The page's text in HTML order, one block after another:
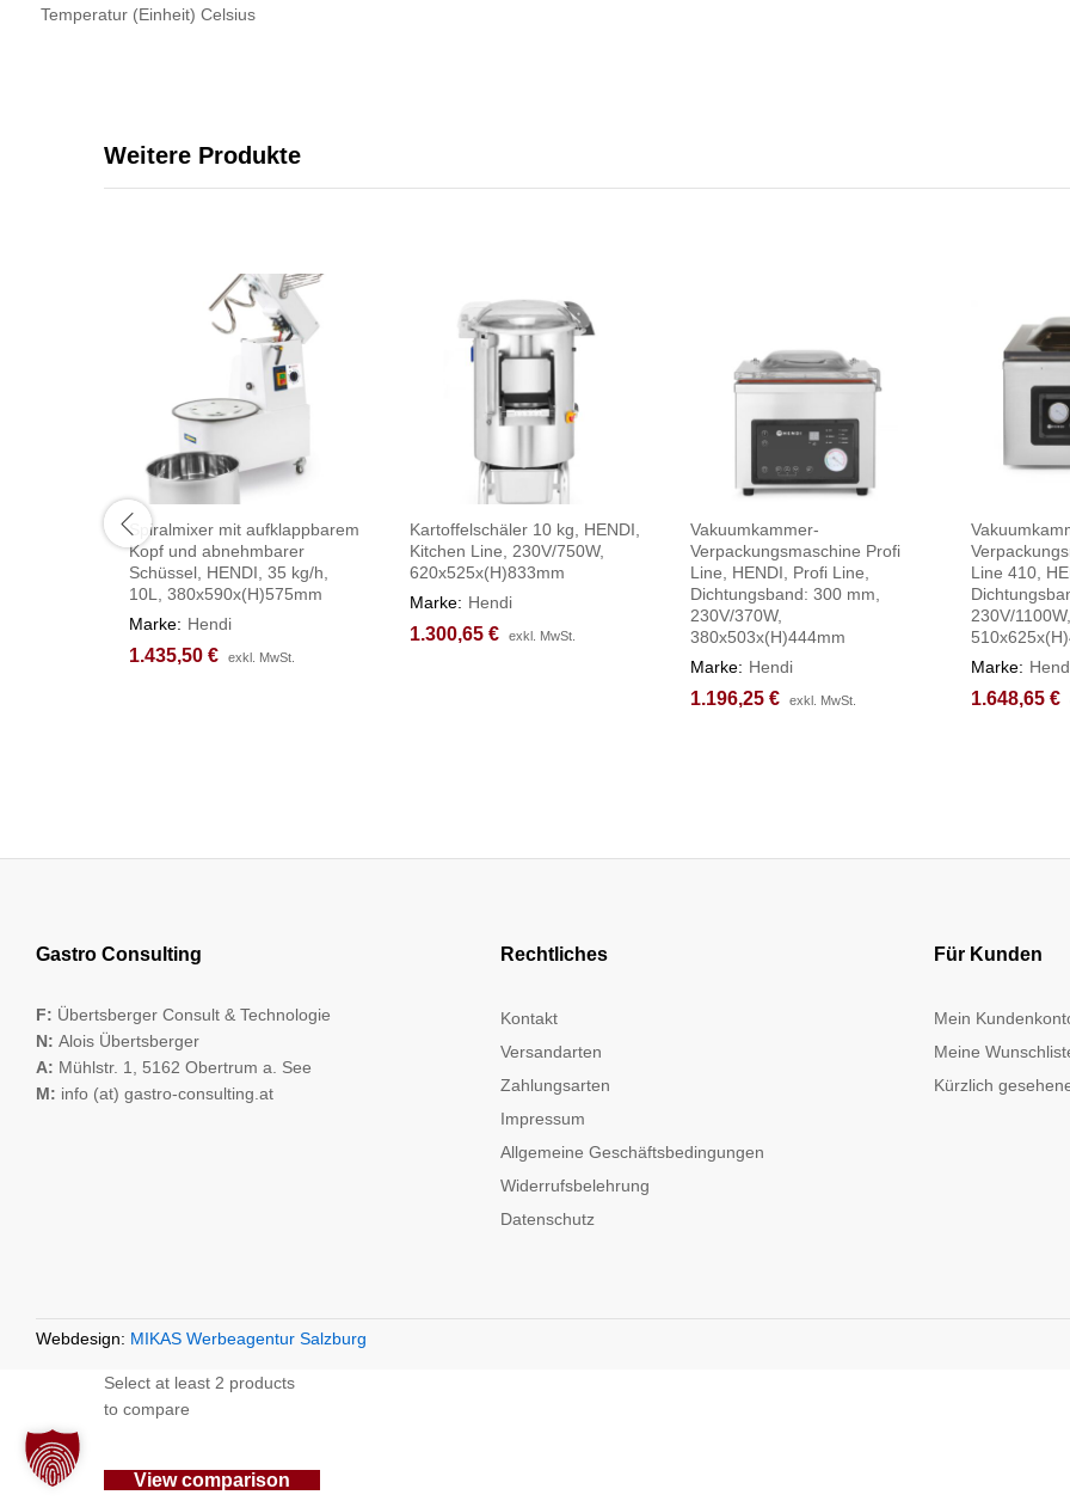
Temperatur (Einheit) Celsius
Weitere Produkte
Spiralmixer mit aufklappbarem
Kopf und abnehmbarer
Schüssel, HENDI, 35 kg/h,
10L, 380x590x(H)575mm
Marke: Hendi
1.435,50 € exkl. MwSt.
1.435,50 € exkl. MwSt.
Kartoffelschäler 10 kg, HENDI,
Kitchen Line, 230V/750W,
620x525x(H)833mm
Marke: Hendi
1.300,65 € exkl. MwSt.
1.300,65 € exkl. MwSt.
Vakuumkammer-
Verpackungsmaschine Profi
Line, HENDI, Profi Line,
Dichtungsband: 300 mm,
230V/370W,
380x503x(H)444mm
Marke: Hendi
1.196,25 € exkl. MwSt.
1.196,25 € exkl. MwSt.
Line 410,
230V/1100W,
Marke:
1.648,65 €
1.648,65 €
Gastro Consulting
F: Übertsberger Consult & Technologie
N: Alois Übertsberger
A: Mühlstr. 1, 5162 Obertrum a. See
M: info (at) gastro-consulting.at
Rechtliches
Kontakt
Versandarten
Zahlungsarten
Impressum
Allgemeine Geschäftsbedingungen
Widerrufsbelehrung
Datenschutz
Für Kunden
Mein
Meine
Kürzlich
Webdesign: MIKAS Werbeagentur Salzburg
Select at least 2 products
to compare
View comparison